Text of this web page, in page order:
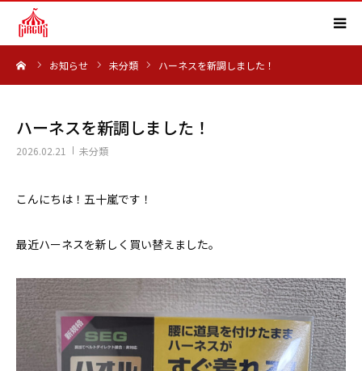
お知らせ 未分類 ハーネスを新調しました！
ハーネスを新調しました！
2026.02.21 未分類
こんにちは！五十嵐です！
最近ハーネスを新しく買い替えました。
HOME
実績紹介
会社概要
求人情報
よくある質問
お知らせ